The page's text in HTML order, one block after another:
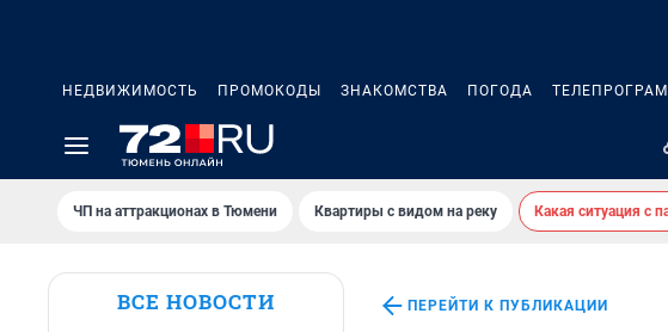
НЕДВИЖИМОСТЬ ПРОМОКОДЫ ЗНАКОМСТВА ПОГОДА
ЧП на аттракционах в Тюмени Квартиры с видом на реку Какая ситуация с
ВСЕ НОВОСТИ ПЕРЕЙТИ К ПУБЛИКАЦИИ